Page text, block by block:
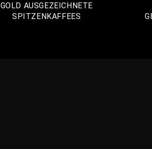
GOLD AUSGEZEICHNETE
SPITZENKAFFEES